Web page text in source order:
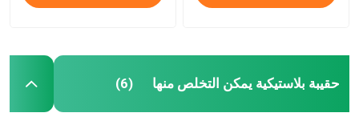
حقيبة بلاستيكية يمكن التخلص منها (6)